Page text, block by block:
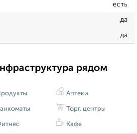
есть
да
да
рядом
Аптеки
Торг. центры
Кафе